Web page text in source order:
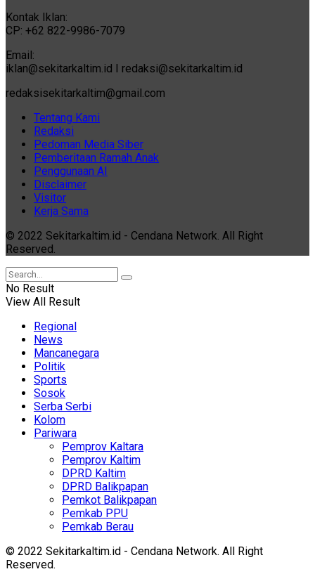
Kontak Iklan:
CP: +62 822-9986-7079
Email:
iklan@sekitarkaltim.id I redaksi@sekitarkaltim.id
redaksisekitarkaltim@gmail.com
Tentang Kami
Redaksi
Pedoman Media Siber
Pemberitaan Ramah Anak
Penggunaan AI
Disclaimer
Visitor
Kerja Sama
© 2022 Sekitarkaltim.id - Cendana Network. All Right
Reserved.
No Result
View All Result
Regional
News
Mancanegara
Politik
Sports
Sosok
Serba Serbi
Kolom
Pariwara
Pemprov Kaltara
Pemprov Kaltim
DPRD Kaltim
DPRD Balikpapan
Pemkot Balikpapan
Pemkab PPU
Pemkab Berau
© 2022 Sekitarkaltim.id - Cendana Network. All Right
Reserved.